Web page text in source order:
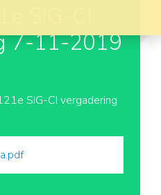
SIG-CI
7-11-2019
SIG-CI vergadering